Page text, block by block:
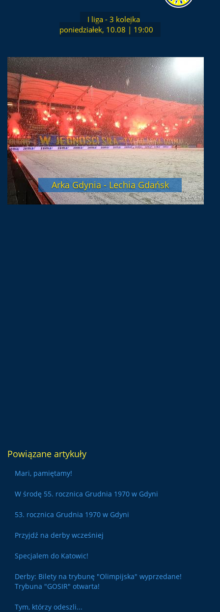
I liga - 3 kolejka
poniedziałek, 10.08 | 19:00
Arka Gdynia - Lechia Gdańsk
Powiązane artykuły
Mari, pamiętamy!
W środę 55. rocznica Grudnia 1970 w Gdyni
53. rocznica Grudnia 1970 w Gdyni
Przyjdź na derby wcześniej
Specjalem do Katowic!
Derby: Bilety na trybunę "Olimpijska" wyprzedane!
Trybuna "GOSIR" otwarta!
Tym, którzy odeszli...